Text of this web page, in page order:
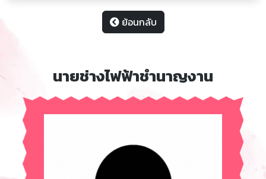
ย้อนกลับ
นายช่างไฟฟ้าชำนาญงาน